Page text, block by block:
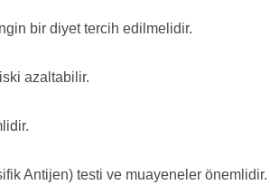
bir diyet tercih edilmelidir.
azaltabilir.
Antijen) testi ve muayeneler önemlidir.